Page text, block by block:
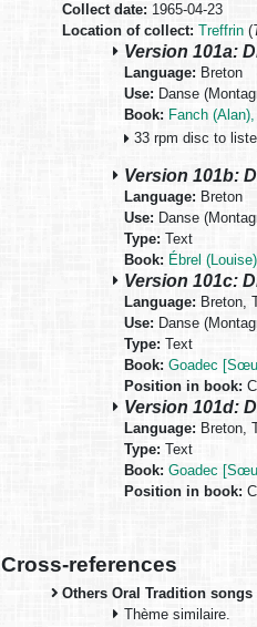
Collect date: 1965-04-23
Location of collect: Treffrin (
Version 101a:
Language: Breton
Use:Danse
Book: Fanch
33 rpm disc to
Version 101b:
Language: Breton
Use: Danse
Type:Text
Book: Ébrel
Version 101c:
Language: Breton,
Use: Danse
Type:Text
Book: Goadec
Position in book:
Version 101d:
Language:Breton,
Type:Text
Book: Goadec
Position in book:
Cross-references
Others Oral Tradition
Thème similaire.